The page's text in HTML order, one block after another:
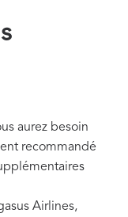
aurez besoin
recommandé
Airlines,